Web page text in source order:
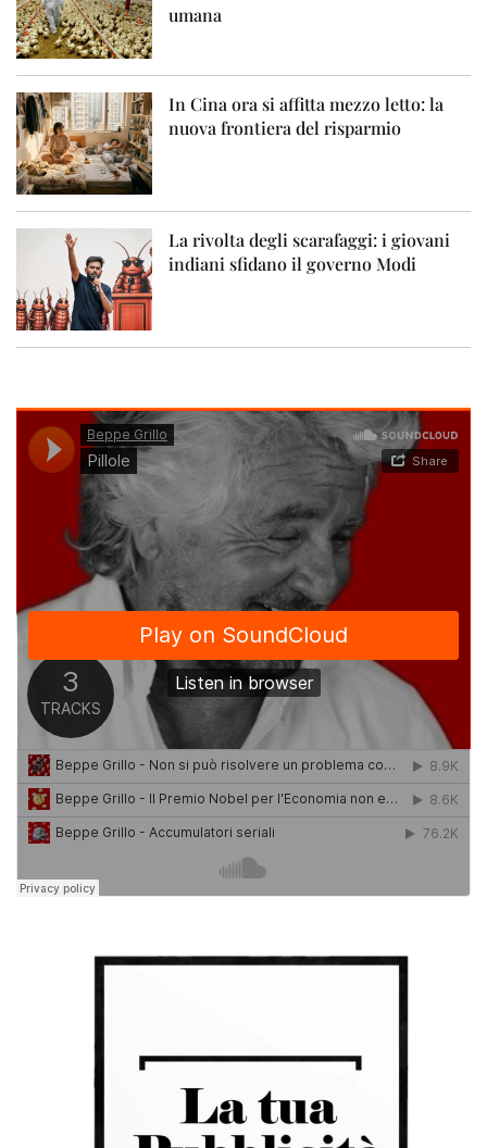
umana
In Cina ora si affitta mezzo letto: la
nuova frontiera del risparmio
La rivolta degli scarafaggi: i giovani
indiani sfidano il governo Modi